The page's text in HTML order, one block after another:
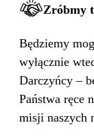
Zróbmy
Będziemy
wyłącznie
Darczyńcy –
Państwa ręce
misji naszych